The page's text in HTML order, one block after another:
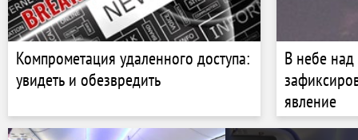
Компрометация удаленного доступа:
увидеть и обезвредить
В небе
явление